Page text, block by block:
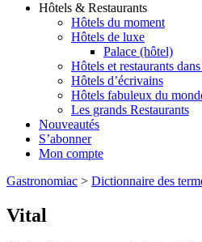
Hôtels & Restaurants
Hôtels du moment
Hôtels de luxe
Palace (hôtel)
Hôtels et restaurants
Hôtels d’écrivains
Hôtels fabuleux du
Les grands Restaurants
Nouveautés
S’abonner
Mon compte
Gastronomiac > Dictionnaire des
Vital